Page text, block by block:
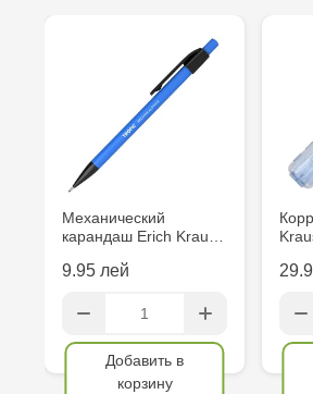
Механический
карандаш Erich Krau…
9.95 лей
Добавить в
корзину